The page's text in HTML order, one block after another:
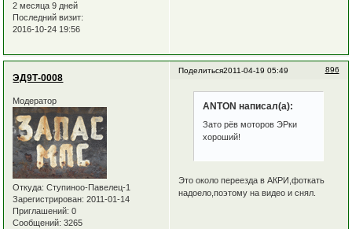
2 месяца 9 дней
Последний визит:
2016-10-24 19:56
Поделиться 896
2011-04-19 05:49
ЭД9Т-0008
Модератор
Откуда: Ступиноо-Павелец-1
Зарегистрирован: 2011-01-14
Приглашений: 0
Сообщений: 3265
ANTON написал(а):
Зато рёв моторов ЭРки
хороший!
Это около переезда в АКРИ,фоткать
надоело,поэтому на видео и снял.